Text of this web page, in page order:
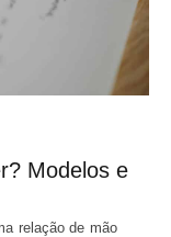
Modelos e
relação de mão